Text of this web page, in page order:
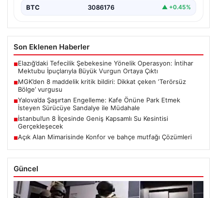
BTC 3086176 ▲ +0.45%
Son Eklenen Haberler
■Elazığ’daki Tefecilik Şebekesine Yönelik Operasyon: İntihar
Mektubu İpuçlarıyla Büyük Vurgun Ortaya Çıktı
■MGK’den 8 maddelik kritik bildiri: Dikkat çeken ‘Terörsüz
Bölge’ vurgusu
■Yalova’da Şaşırtan Engelleme: Kafe Önüne Park Etmek
İsteyen Sürücüye Sandalye ile Müdahale
■İstanbul’un 8 İlçesinde Geniş Kapsamlı Su Kesintisi
Gerçekleşecek
■Açık Alan Mimarisinde Konfor ve bahçe mutfağı Çözümleri
Güncel